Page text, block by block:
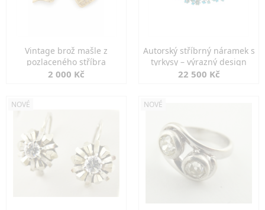
Vintage brož mašle z
pozlaceného stříbra
2 000 Kč
Autorský stříbrný náramek s
tyrkysy – výrazný design
22 500 Kč
NOVÉ NOVÉ